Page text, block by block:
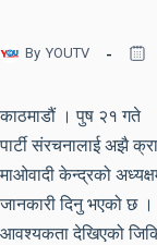
By YOUTV
काठमाडौं । पुष २१ गते
पार्टी संरचनालाई अझै
माओवादी केन्द्रको
जानकारी दिनु भएको छ ।
आवश्यकता देखिएको